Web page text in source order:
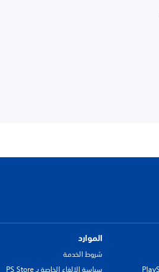
الموارد
شروط الخدمة
سياسة الإلغاء الخاصة بـ PS Store